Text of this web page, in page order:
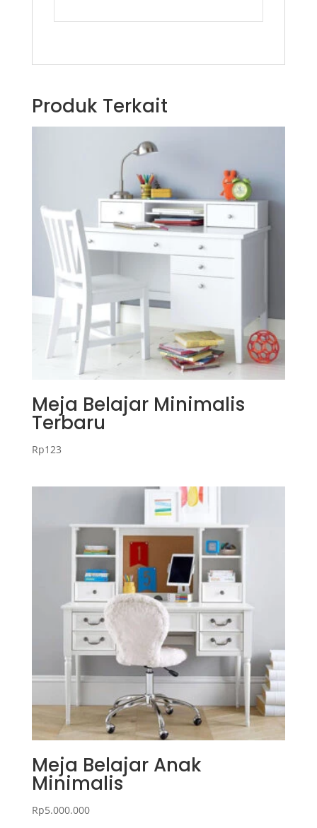
Produk Terkait
Meja Belajar Minimalis
Terbaru
Rp123
Meja Belajar Anak
Minimalis
Rp5.000.000